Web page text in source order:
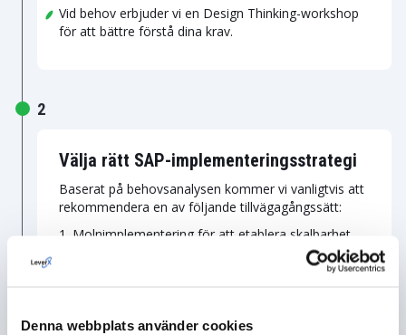
Denna webbplats använder cookies
Vid behov erbjuder vi en Design Thinking-workshop
för att bättre förstå dina krav.
Välja rätt SAP-implementeringsstrategi
Baserat på behovsanalysen kommer vi vanligtvis att
rekommendera en av följande tillvägagångssätt:
Molnimplementering för att etablera skalbarhet
och flexibilitet och minska infrastrukturhantering.
affärskrav.
2